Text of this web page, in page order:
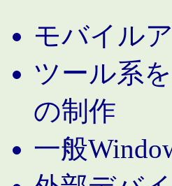
モバイル
ツール系
の制作
一般